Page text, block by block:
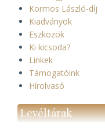
Kormos László-díj
Kiadványok
Eszközök
Ki kicsoda?
Linkek
Támogatóink
Hírolvasó
Levéltárak